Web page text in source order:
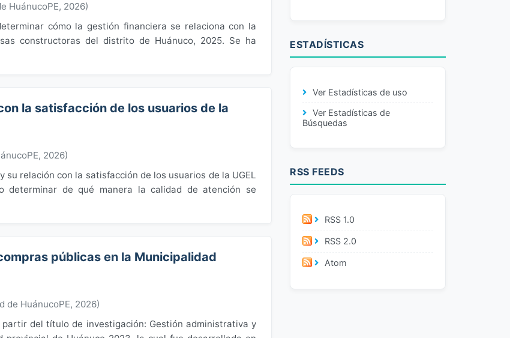
HuánucoPE, 2026)
cómo la gestión financiera se relaciona con la
constructoras del distrito de Huánuco, 2025. Se ha
la satisfacción de los usuarios de la
, 2026)
relación con la satisfacción de los usuarios de la UGEL
determinar de qué manera la calidad de atención se
públicas en la Municipalidad
de HuánucoPE, 2026)
del título de investigación: Gestión administrativa y
ESTADÍSTICAS
Ver Estadísticas de uso
Ver Estadísticas de
Búsquedas
RSS FEEDS
RSS 1.0
RSS 2.0
Atom